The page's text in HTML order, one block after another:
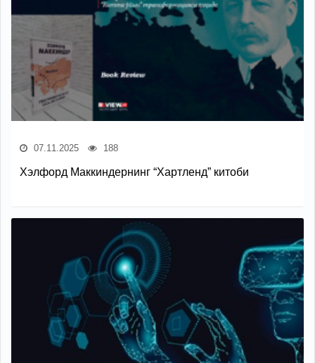
07.11.2025 188
Хэлфорд Маккиндернинг “Хартленд” китоби